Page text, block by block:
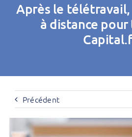
Publiez
Après le
à distance
Précédent